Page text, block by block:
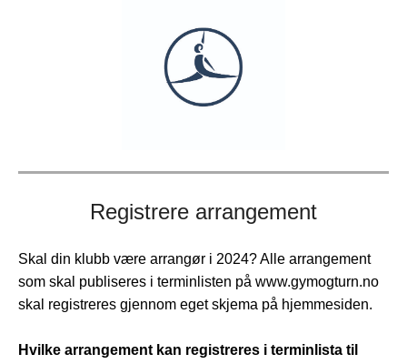
Registrere arrangement
Skal din klubb være arrangør i 2024? Alle arrangement
som skal publiseres i terminlisten på www.gymogturn.no
skal registreres gjennom eget skjema på hjemmesiden.
Hvilke arrangement kan registreres i terminlista til